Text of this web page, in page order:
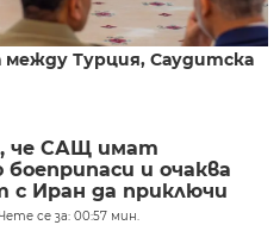
между Турция, Саудитска
че САЩ имат
и очаква
Иран да приключи
се за: 00:57 мин.